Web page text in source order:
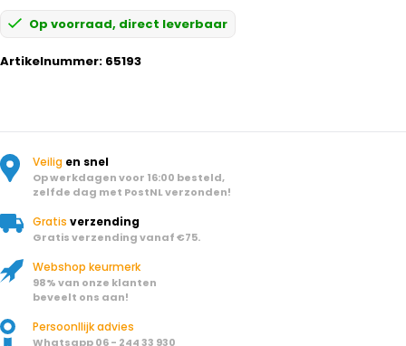
Op voorraad, direct leverbaar
Artikelnummer: 65193
Veilig en snel
Op werkdagen voor 16:00 besteld,
zelfde dag met PostNL verzonden!
Gratis verzending
Gratis verzending vanaf €75.
Webshop keurmerk
98% van onze klanten
beveelt ons aan!
Persoonllijk advies
Whatsapp 06 - 244 33 930